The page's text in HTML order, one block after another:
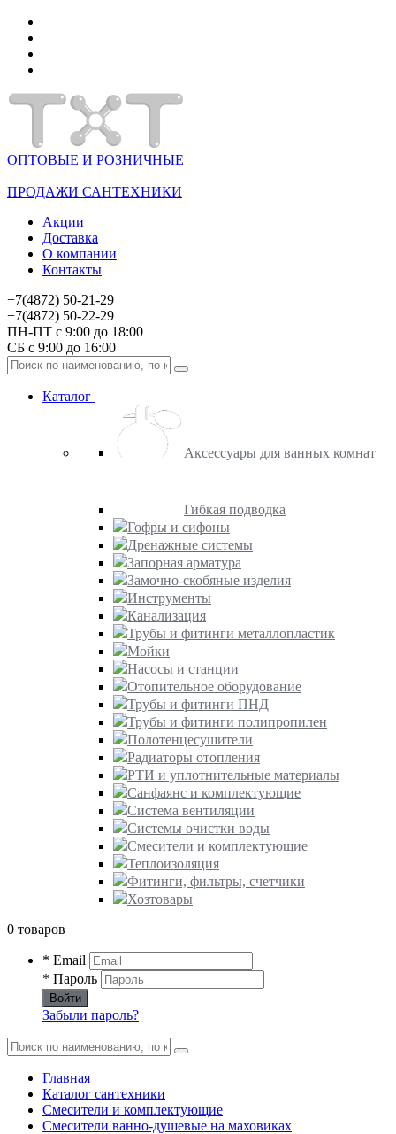
ОПТОВЫЕ И РОЗНИЧНЫЕ
ПРОДАЖИ САНТЕХНИКИ
Акции
Доставка
О компании
Контакты
+7(4872) 50-21-29
+7(4872) 50-22-29
ПН-ПТ с 9:00 до 18:00
СБ с 9:00 до 16:00
Каталог
Аксессуары для ванных комнат
Гибкая подводка
Гофры и сифоны
Дренажные системы
Запорная арматура
Замочно-скобяные изделия
Инструменты
Канализация
Трубы и фитинги металлопластик
Мойки
Насосы и станции
Отопительное оборудование
Трубы и фитинги ПНД
Трубы и фитинги полипропилен
Полотенцесушители
Радиаторы отопления
РТИ и уплотнительные материалы
Санфаянс и комплектующие
Система вентиляции
Системы очистки воды
Смесители и комплектующие
Теплоизоляция
Фитинги, фильтры, счетчики
Хозтовары
0 товаров
* Email
* Пароль
Войти
Забыли пароль?
Главная
Каталог сантехники
Смесители и комплектующие
Смесители ванно-душевые на маховиках